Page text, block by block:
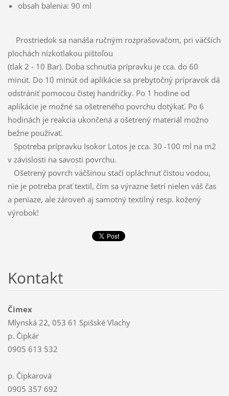
obsah balenia: 90 ml
Prostriedok sa nanáša ručným rozprašovačom, pri väčších
plochách nízkotlakou pištoľou
(tlak 2 - 10 Bar). Doba schnutia prípravku je cca. do 60
minút. Do 10 minút od aplikácie sa prebytočný prípravok dá
odstrániť pomocou čistej handričky. Po 1 hodine od
aplikácie je možné sa ošetreného povrchu dotýkať. Po 6
hodinách je reakcia ukončená a ošetrený materiál možno
bežne používať.
Spotreba prípravku Isokor Lotos je cca. 30 -100 ml na m2
v závislosti na savosti povrchu.
Ošetrený povrch väčšinou stačí opláchnuť čistou vodou,
nie je potreba prať textil, čím sa výrazne šetrí nielen váš čas
a peniaze, ale zároveň aj samotný textilný resp. kožený
výrobok!
Kontakt
Čimex
Mlynská 22, 053 61 Spišské Vlachy
p. Čipkár
0905 613 532
p. Čipkarová
0905 357 692